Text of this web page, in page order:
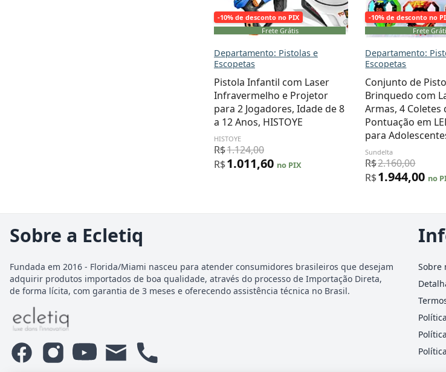
-10% de desconto no PIX
Frete Grátis
Departamento: Pistolas e
Escopetas
Pistola Infantil com Laser
Infravermelho e Projetor
para 2 Jogadores, Idade de 8
a 12 Anos, HISTOYE
HISTOYE
R$1.124,00
R$1.011,60 no PIX
-10% de desconto no
Frete
Departamento:
Escopetas
Conjunto de
Brinquedo com
Armas, 4 Coletes
Pontuação em
para
Sundelta
R$2.160,00
R$1.944,00 no
Sobre a Ecletiq
Fundada em 2016 - Florida/Miami nasceu para atender consumidores brasileiros que desejam
adquirir produtos importados de boa qualidade, através do processo de Importação Direta,
de forma lícita, com garantia de 3 meses e oferecendo assistência técnica no Brasil.
Sobre